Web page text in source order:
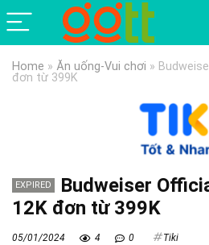
Home » Ăn uống-Vui chơi »
đơn từ 399K
EXPIRED
Budweiser
12K đơn từ 399K
05/01/2024 4 0 Tiki